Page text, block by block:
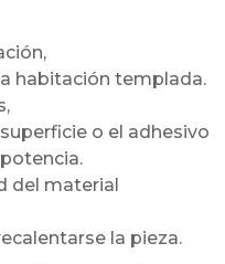
habitación templada.
o el adhesivo
del material
la pieza.